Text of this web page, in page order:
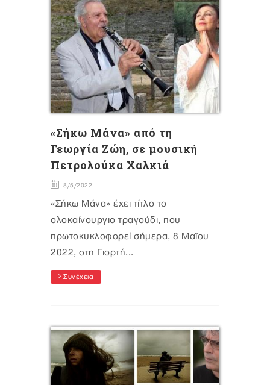
«Σήκω Μάνα» από τη
Γεωργία Ζώη, σε μουσική
Πετρολούκα Χαλκιά
8/5/2022
«Σήκω Μάνα» έχει τίτλο το
ολοκαίνουργιο τραγούδι, που
πρωτοκυκλοφορεί σήμερα, 8 Μαϊου
2022, στη Γιορτή...
Συνέχεια